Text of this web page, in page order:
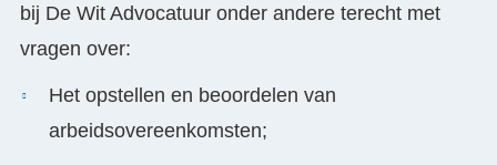
bij De Wit Advocatuur onder andere terecht met
vragen over:
Het opstellen en beoordelen van
arbeidsovereenkomsten;